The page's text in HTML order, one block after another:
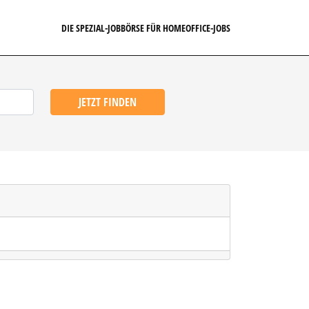
DIE SPEZIAL-JOBBÖRSE FÜR HOMEOFFICE-JOBS
JETZT FINDEN